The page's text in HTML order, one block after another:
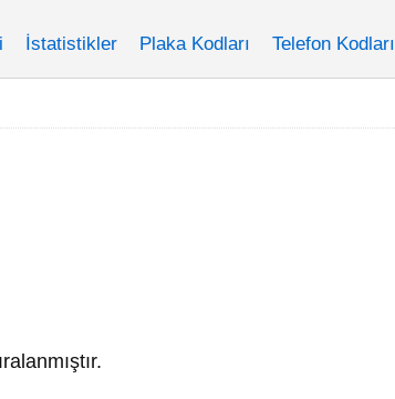
İstatistikler Plaka Kodları Telefon Kodları